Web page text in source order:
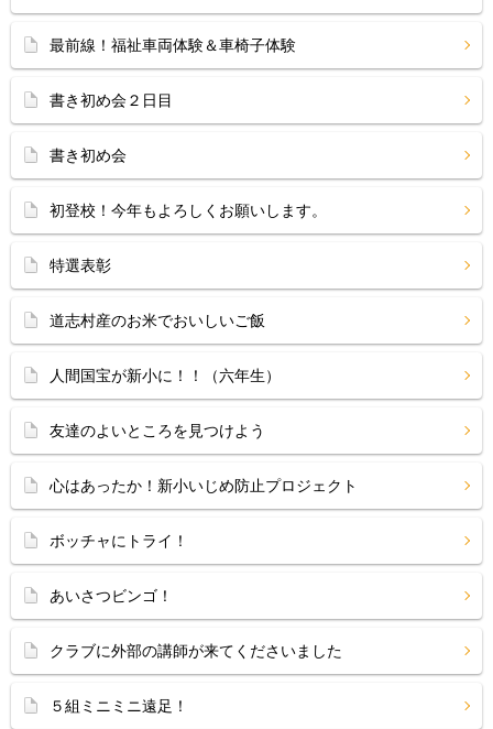
最前線！福祉車両体験＆車椅子体験
書き初め会２日目
書き初め会
初登校！今年もよろしくお願いします。
特選表彰
道志村産のお米でおいしいご飯
人間国宝が新小に！！（六年生）
友達のよいところを見つけよう
心はあったか！新小いじめ防止プロジェクト
ボッチャにトライ！
あいさつビンゴ！
クラブに外部の講師が来てくださいました
５組ミニミニ遠足！